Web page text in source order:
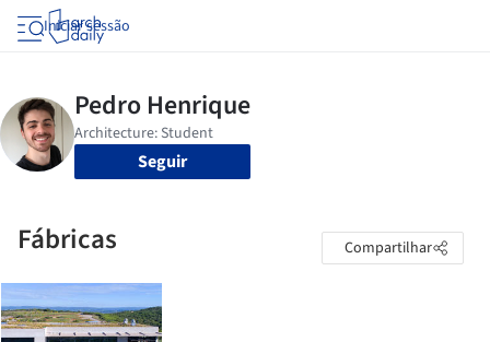
Iniciar sessão
Seguir
Fábricas Compartilhar